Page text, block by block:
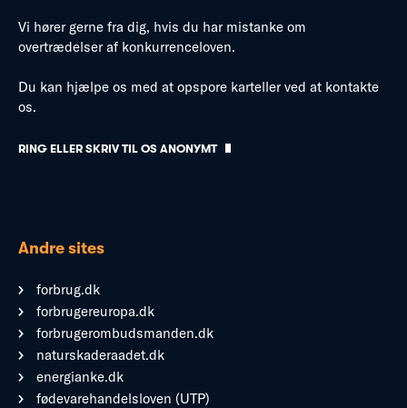
Vi hører gerne fra dig, hvis du har mistanke om
overtrædelser af konkurrenceloven.
Du kan hjælpe os med at opspore karteller ved at kontakte
os.
RING ELLER SKRIV TIL OS ANONYMT
Andre sites
forbrug.dk
forbrugereuropa.dk
forbrugerombudsmanden.dk
naturskaderaadet.dk
energianke.dk
fødevarehandelsloven (UTP)